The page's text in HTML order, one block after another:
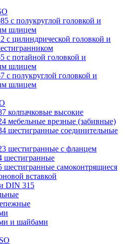
с полукруглой головкой и
шлицем
с цилиндрической головкой и
с потайной головкой и
шлицем
с полукруглой головкой и
шлицем
колпачковые высокие
мебельные врезные (забивные)
шестигранные соединительные
шестигранные с фланцем
шестигранные
самоконтрящиеся
вставкой
DIN 315
и шайбами